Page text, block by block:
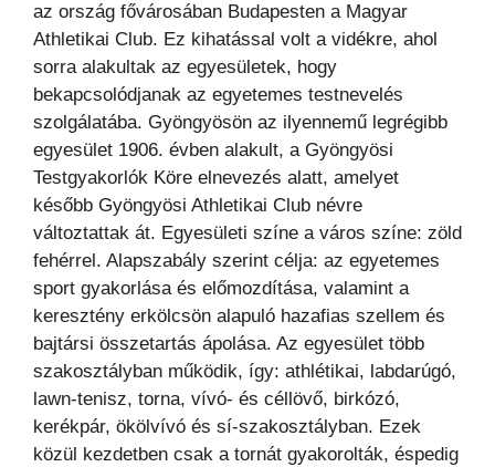
az ország fővárosában Budapesten a Magyar
Athletikai Club. Ez kihatással volt a vidékre, ahol
sorra alakultak az egyesületek, hogy
bekapcsolódjanak az egyetemes testnevelés
szolgálatába. Gyöngyösön az ilyennemű legrégibb
egyesület 1906. évben alakult, a Gyöngyösi
Testgyakorlók Köre elnevezés alatt, amelyet
később Gyöngyösi Athletikai Club névre
változtattak át. Egyesületi színe a város színe: zöld
fehérrel. Alapszabály szerint célja: az egyetemes
sport gyakorlása és előmozdítása, valamint a
keresztény erkölcsön alapuló hazafias szellem és
bajtársi összetartás ápolása. Az egyesület több
szakosztályban működik, így: athlétikai, labdarúgó,
lawn-tenisz, torna, vívó- és céllövő, birkózó,
kerékpár, ökölvívó és sí-szakosztályban. Ezek
közül kezdetben csak a tornát gyakorolták, éspedig